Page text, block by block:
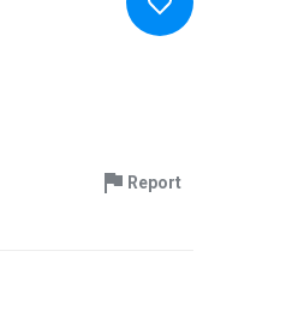
Report